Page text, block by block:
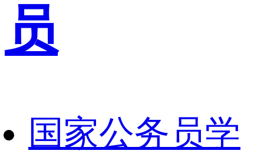
员
国家公务员学